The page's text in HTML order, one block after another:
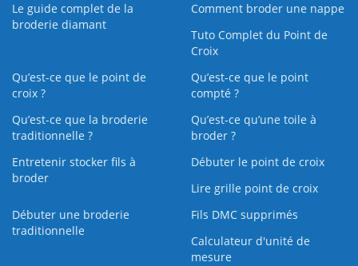
Le guide complet de la
broderie diamant
Comment broder une nappe
Tuto Complet du Point de
Croix
Qu’est-ce que le point de
croix ?
Qu’est-ce que le point
compté ?
Qu’est-ce que la broderie
traditionnelle ?
Qu’est‑ce qu’une toile à
broder ?
Entretenir stocker fils à
broder
Débuter le point de croix
Lire grille point de croix
Débuter une broderie
traditionnelle
Fils DMC supprimés
Calculateur d'unité de
mesure